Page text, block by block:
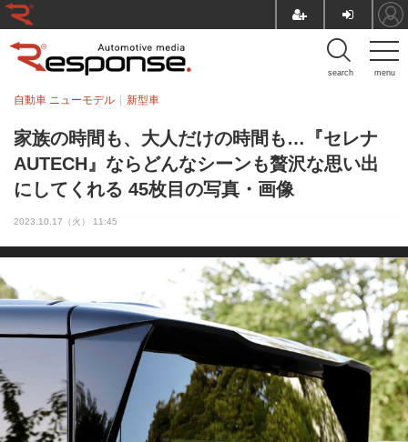
menu
search
家族の時間も、大人だけの時間も…『セレナ
AUTECH』ならどんなシーンも贅沢な思い出
にしてくれる 45枚目の写真・画像
自動車 ニューモデル 新型車
2023.10.17（火） 11:45